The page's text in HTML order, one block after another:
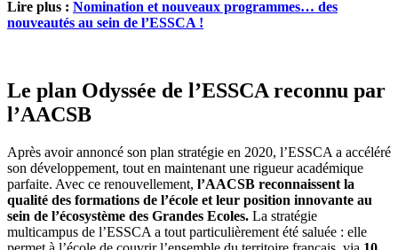
Lire plus : Nomination et nouveaux programmes… des
nouveautés au sein de l’ESSCA !
Le plan Odyssée de l’ESSCA reconnu par
l’AACSB
Après avoir annoncé son plan stratégie en 2020, l’ESSCA a accéléré
son développement, tout en maintenant une rigueur académique
parfaite. Avec ce renouvellement, l’AACSB reconnaissent la
qualité des formations de l’école et leur position innovante au
sein de l’écosystème des Grandes Ecoles. La stratégie
multicampus de l’ESSCA a tout particulièrement été saluée : elle